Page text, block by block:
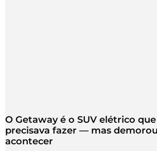
O Getaway é o SUV elétrico
precisava fazer — mas
acontecer